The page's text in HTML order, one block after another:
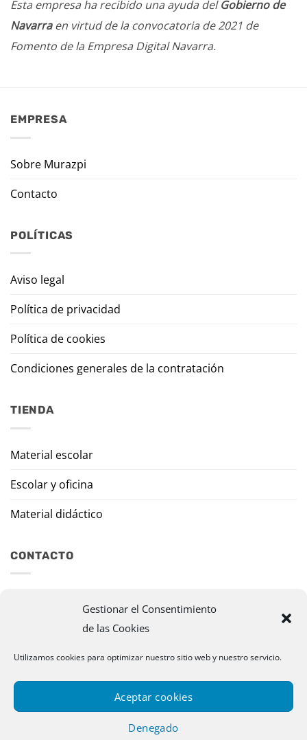
Gestionar el Consentimiento
de las Cookies
Utilizamos cookies para optimizar nuestro sitio web y nuestro servicio.
Aceptar cookies
Denegado
Esta empresa ha recibido una ayuda delGobierno de
Navarraen virtud de la convocatoria de 2021 de
Fomento de la Empresa Digital Navarra.
EMPRESA
Sobre Murazpi
Contacto
POLÍTICAS
Aviso legal
Política de privacidad
Política de cookies
Condiciones generales de la contratación
TIENDA
Material escolar
Escolar y oficina
Material didáctico
CONTACTO
murazpi@murazpi.com
948 234 436 – 623 195 518